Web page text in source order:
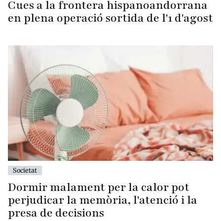
Cues a la frontera hispanoandorrana
en plena operació sortida de l'1 d'agost
Societat
Dormir malament per la calor pot
perjudicar la memòria, l'atenció i la
presa de decisions